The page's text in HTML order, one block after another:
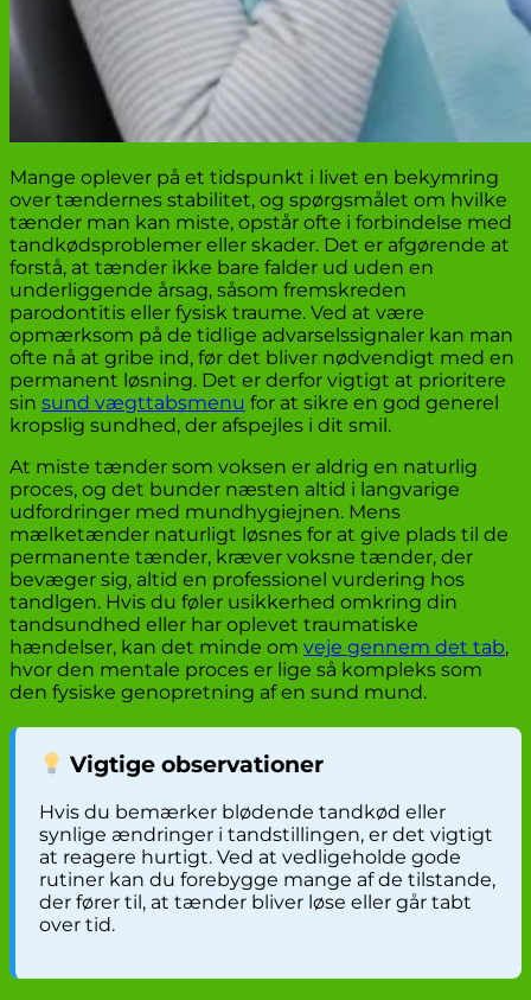
Mange oplever på et tidspunkt i livet en bekymring
over tændernes stabilitet, og spørgsmålet om hvilke
tænder man kan miste, opstår ofte i forbindelse med
tandkødsproblemer eller skader. Det er afgørende at
forstå, at tænder ikke bare falder ud uden en
underliggende årsag, såsom fremskreden
parodontitis eller fysisk traume. Ved at være
opmærksom på de tidlige advarselssignaler kan man
ofte nå at gribe ind, før det bliver nødvendigt med en
permanent løsning. Det er derfor vigtigt at prioritere
sin sund vægttabsmenu for at sikre en god generel
kropslig sundhed, der afspejles i dit smil.
At miste tænder som voksen er aldrig en naturlig
proces, og det bunder næsten altid i langvarige
udfordringer med mundhygiejnen. Mens
mælketænder naturligt løsnes for at give plads til de
permanente tænder, kræver voksne tænder, der
bevæger sig, altid en professionel vurdering hos
tandlgen. Hvis du føler usikkerhed omkring din
tandsundhed eller har oplevet traumatiske
hændelser, kan det minde om veje gennem det tab,
hvor den mentale proces er lige så kompleks som
den fysiske genopretning af en sund mund.
Vigtige observationer
Hvis du bemærker blødende tandkød eller
synlige ændringer i tandstillingen, er det vigtigt
at reagere hurtigt. Ved at vedligeholde gode
rutiner kan du forebygge mange af de tilstande,
der fører til, at tænder bliver løse eller går tabt
over tid.